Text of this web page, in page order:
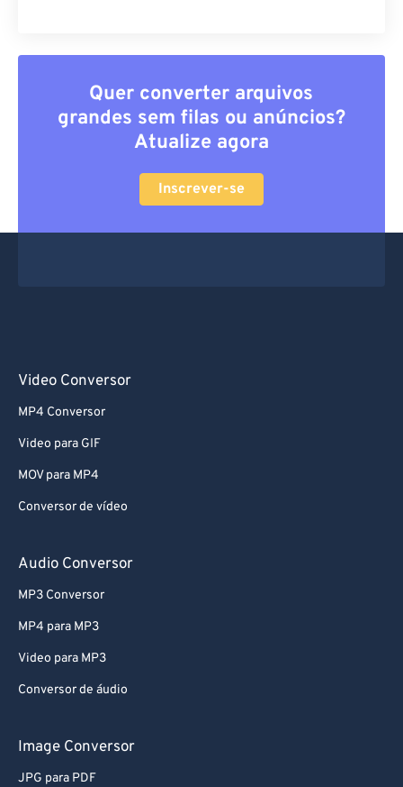
Quer converter arquivos
grandes sem filas ou anúncios?
Atualize agora
Inscrever-se
Video Conversor
MP4 Conversor
Video para GIF
MOV para MP4
Conversor de vídeo
Audio Conversor
MP3 Conversor
MP4 para MP3
Video para MP3
Conversor de áudio
Image Conversor
JPG para PDF